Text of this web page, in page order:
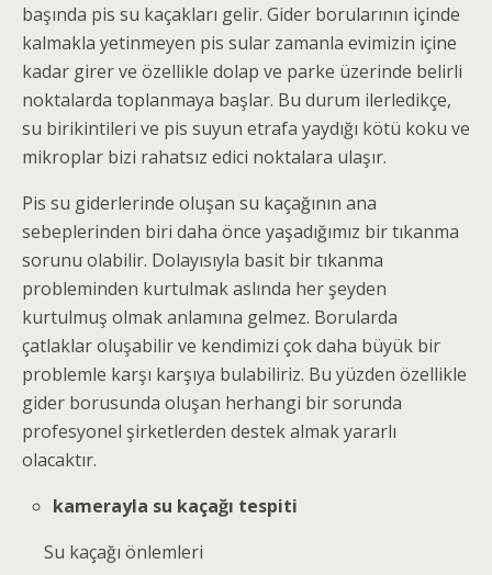
başında pis su kaçakları gelir. Gider borularının içinde
kalmakla yetinmeyen pis sular zamanla evimizin içine
kadar girer ve özellikle dolap ve parke üzerinde belirli
noktalarda toplanmaya başlar. Bu durum ilerledikçe,
su birikintileri ve pis suyun etrafa yaydığı kötü koku ve
mikroplar bizi rahatsız edici noktalara ulaşır.
Pis su giderlerinde oluşan su kaçağının ana
sebeplerinden biri daha önce yaşadığımız bir tıkanma
sorunu olabilir. Dolayısıyla basit bir tıkanma
probleminden kurtulmak aslında her şeyden
kurtulmuş olmak anlamına gelmez. Borularda
çatlaklar oluşabilir ve kendimizi çok daha büyük bir
problemle karşı karşıya bulabiliriz. Bu yüzden özellikle
gider borusunda oluşan herhangi bir sorunda
profesyonel şirketlerden destek almak yararlı
olacaktır.
kamerayla su kaçağı tespiti
Su kaçağı önlemleri